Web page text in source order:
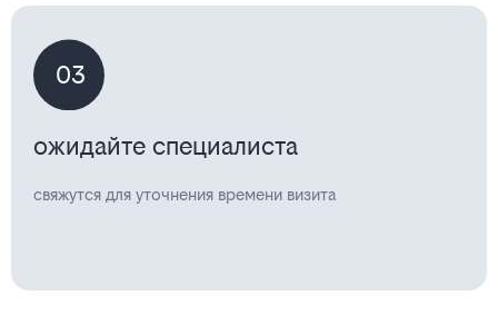
03
ожидайте специалиста
свяжутся для уточнения времени визита